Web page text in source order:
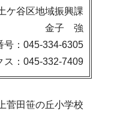
ケ谷区地域振興課
金子 強
号：045-334-6305
ス：045-332-7409
菅田笹の丘小学校